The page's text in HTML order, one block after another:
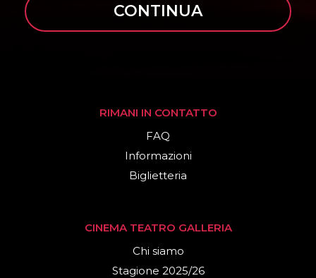
CONTINUA
RIMANI IN CONTATTO
FAQ
Informazioni
Biglietteria
CINEMA TEATRO GALLERIA
Chi siamo
Stagione 2025/26